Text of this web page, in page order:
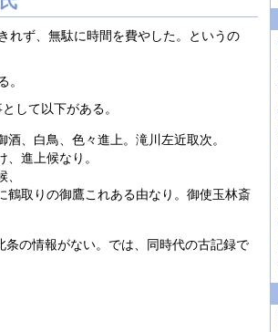
れず、無駄に時間を費やした。というの
。
して以下がある。
、白鳥、色々進上。滝川左近取次。
進上候なり。
鶴取りの御鷹これある由なり。御使玉林斎
条の情報がない。では、同時代の古記録で